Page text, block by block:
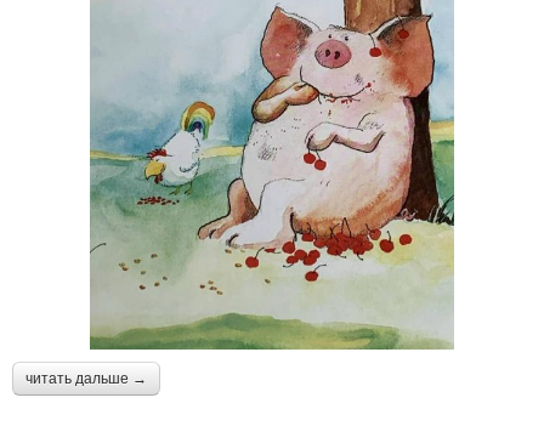
читать дальше →